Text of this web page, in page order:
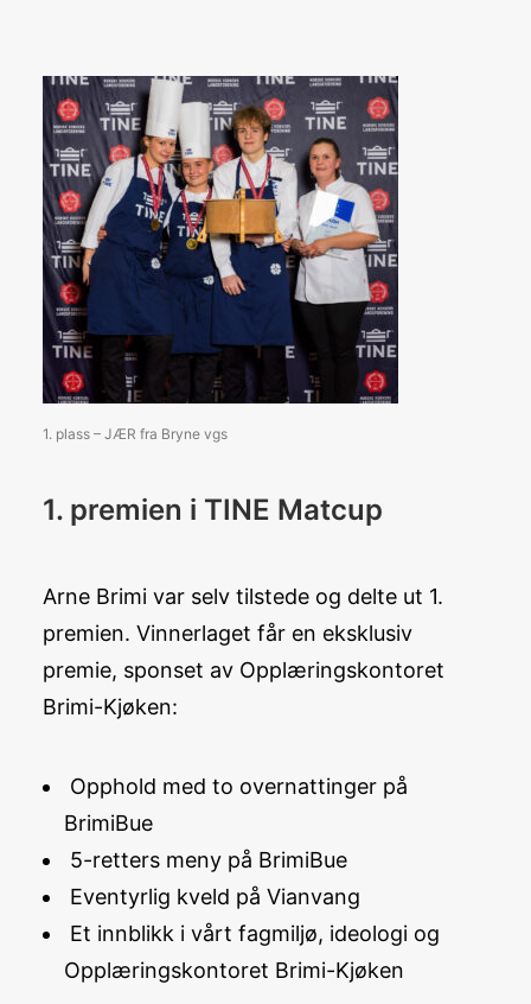
1. plass – JÆR fra Bryne vgs
1. premien i TINE Matcup
Arne Brimi var selv tilstede og delte ut 1.
premien. Vinnerlaget får en eksklusiv
premie, sponset av Opplæringskontoret
Brimi-Kjøken:
Opphold med to overnattinger på
BrimiBue
5-retters meny på BrimiBue
Eventyrlig kveld på Vianvang
Et innblikk i vårt fagmiljø, ideologi og
Opplæringskontoret Brimi-Kjøken